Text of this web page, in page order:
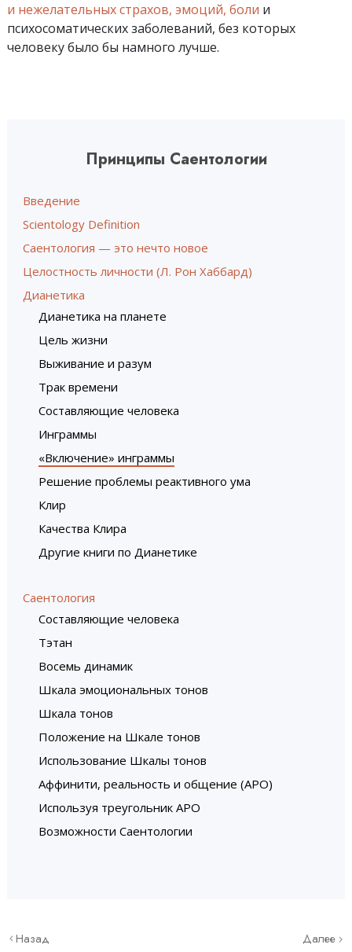
и нежелательных страхов, эмоций, боли и
психосоматических заболеваний, без которых
человеку было бы намного лучше.
Принципы Саентологии
Введение
Scientology Definition
Саентология — это нечто новое
Целостность личности (Л. Рон Хаббард)
Дианетика
Дианетика на планете
Цель жизни
Выживание и разум
Трак времени
Составляющие человека
Инграммы
«Включение» инграммы
Решение проблемы реактивного ума
Клир
Качества Клира
Другие книги по Дианетике
Саентология
Составляющие человека
Тэтан
Восемь динамик
Шкала эмоциональных тонов
Шкала тонов
Положение на Шкале тонов
Использование Шкалы тонов
Аффинити, реальность и общение (АРО)
Используя треугольник АРО
Возможности Саентологии
Назад Далее